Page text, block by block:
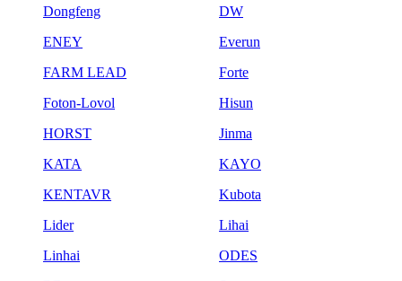
Dongfeng
DW
ENEY
Everun
FARM LEAD
Forte
Foton-Lovol
Hisun
HORST
Jinma
KATA
KAYO
KENTAVR
Kubota
Lider
Lihai
Linhai
ODES